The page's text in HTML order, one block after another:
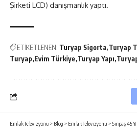
Şirketi LCD) danışmanlık yaptı.
ETİKETLENEN: Turyap Sigorta Turyap
Turyap Evim Türkiye Turyap Yapı
Emlak Televizyonu > Blog > Emlak Televizyonu > Sinpaş 45